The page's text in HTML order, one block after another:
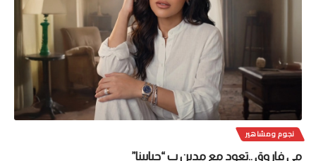
نجوم ومشاهير
مي فاروق ..تعود مع مدين ب “حبايبنا”